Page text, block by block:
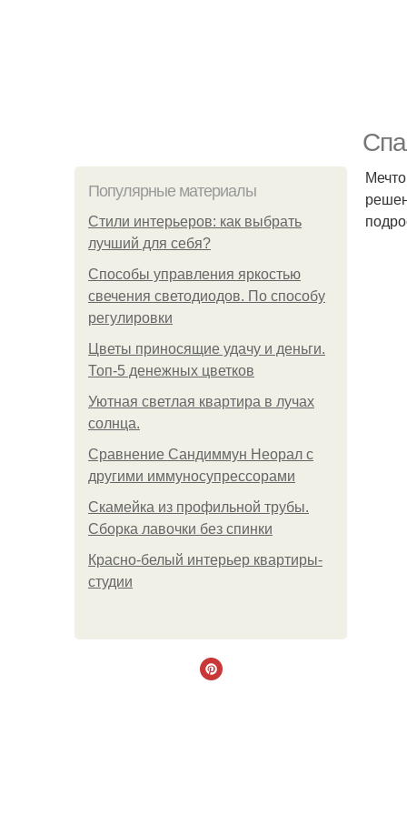
Популярные материалы
Стили интерьеров: как выбрать
лучший для себя?
Способы управления яркостью
свечения светодиодов. По способу
регулировки
Цветы приносящие удачу и деньги.
Топ-5 денежных цветков
Уютная светлая квартира в лучах
солнца.
Сравнение Сандиммун Неорал с
другими иммуносупрессорами
Скамейка из профильной трубы.
Сборка лавочки без спинки
Красно-белый интерьер квартиры-
студии